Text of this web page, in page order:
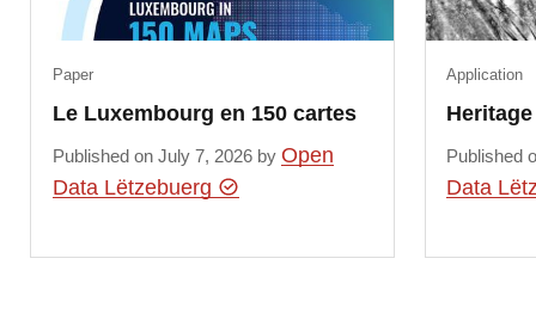
Le Luxembourg en 150 cartes
Paper
Published on July 7, 2026 by Open
Data Lëtzebuerg
Application
Published
Data